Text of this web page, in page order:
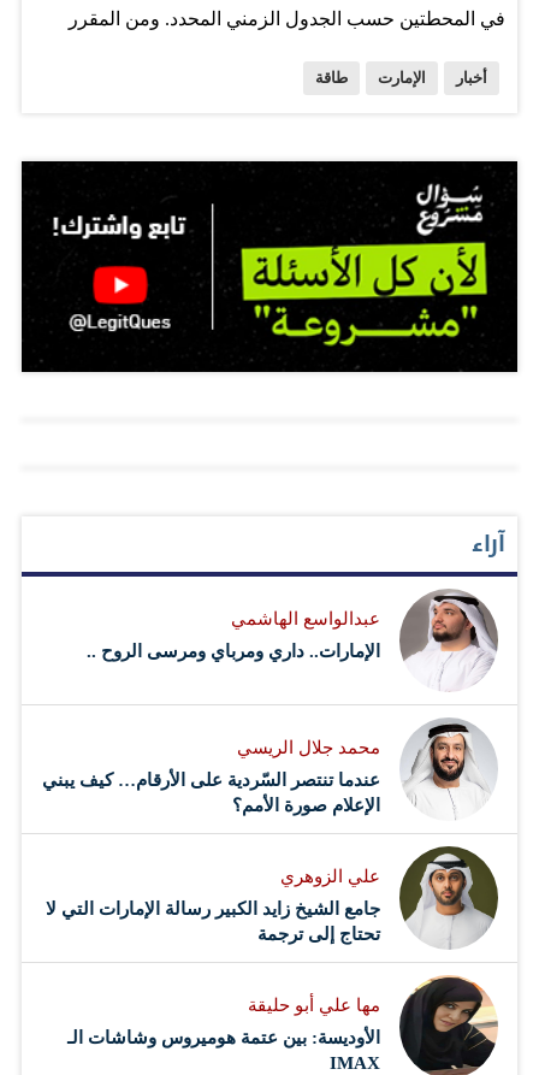
في المحطتين حسب الجدول الزمني المحدد. ومن المقرر
الإنشاءات المحدودة. وتضمنت الموافقة البدء بالأعمال المدنية
للتحضير لصب خرسانة السلامة في مبنى احتواء المفاعل
ومبنى الخدمات الإضافية ومبنى مولدات التوربين ومبنى تبريد
المياه والمحولات الحرارية وهياكل خدمات سحب المياه
والمبنى المشترك والبدء بالأعمال الهيكلية مثل صب الخرسانة
وتركيب حديد التسليح ومسامير التثبيت الميكانيكية والقنوات
الطلب قيد المراجعة..كما سلمت المؤسسة دراسات تقييم
الآثار البيئية التي تتطلب الموافقة من هيئة البيئة - أبوظبي.
وتسعى مؤسسة الإمارات للطاقة النووية لإنشاء برنامج نووي
سلمي يتبع أفضل المعايير العالمية في دولة الإمارات..وبحلول
عام 2020 ستعمل المحطات النووية الأربع لإنتاج ما يصل/…
أخبار الإمارت طاقة
آراء
عبدالواسع الهاشمي
الإمارات.. داري ومرباي ومرسى الروح ..
محمد جلال الريسي
عندما تنتصر السّردية على الأرقام… كيف يبني
الإعلام صورة الأمم؟
علي الزوهري
جامع الشيخ زايد الكبير رسالة الإمارات التي لا
تحتاج إلى ترجمة
مها علي أبو حليقة
الأوديسة: بين عتمة هوميروس وشاشات الـ
IMAX